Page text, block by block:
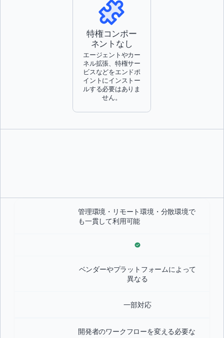
特権コンポー
ネントなし
エージェントやカー
ネル拡張、特権サー
ビスなどをエンドポ
イントにインストー
ルする必要はありま
せん。
管理環境・リモート環境・分散環境で
も一貫して利用可能
ベンダーやプラットフォームによって
異なる
一部対応
開発者のワークフローを変える必要な